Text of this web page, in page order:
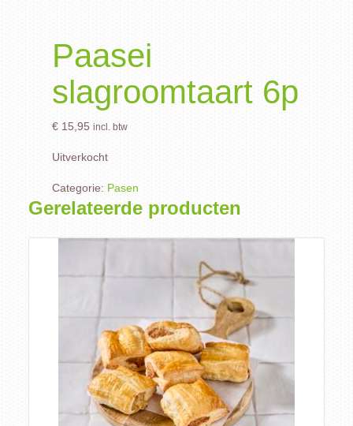
Paasei
slagroomtaart 6p
€15,95 incl. btw
Uitverkocht
Categorie: Pasen
Gerelateerde producten